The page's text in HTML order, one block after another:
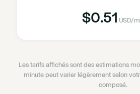
$0.51 USD/
Les tarifs affichés sont des estimations
minute peut varier légèrement selon
composé.